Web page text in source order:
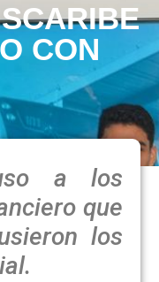
CON
a los
que
los